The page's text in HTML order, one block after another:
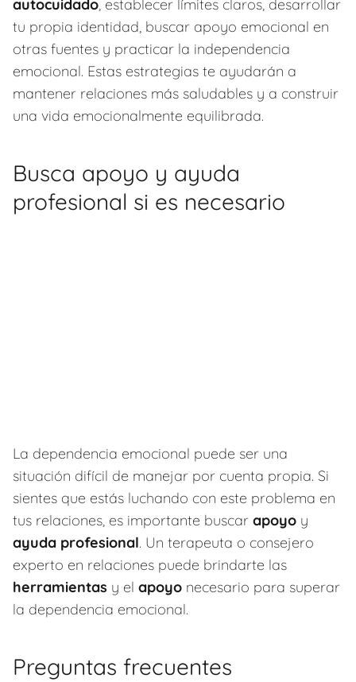
autocuidado, establecer límites claros, desarrollar
tu propia identidad, buscar apoyo emocional en
otras fuentes y practicar la independencia
emocional. Estas estrategias te ayudarán a
mantener relaciones más saludables y a construir
una vida emocionalmente equilibrada.
Busca apoyo y ayuda
profesional si es necesario
La dependencia emocional puede ser una
situación difícil de manejar por cuenta propia. Si
sientes que estás luchando con este problema en
tus relaciones, es importante buscar apoyo y
ayuda profesional. Un terapeuta o consejero
experto en relaciones puede brindarte las
herramientas y el apoyo necesario para superar
la dependencia emocional.
Preguntas frecuentes